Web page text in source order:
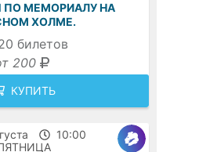
ПО МЕМОРИАЛУ НА
ХОЛМЕ.
билетов
200
КУПИТЬ
10:00